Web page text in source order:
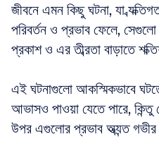
জীবনে এমন কিছু ঘটনা, যা
পরিবর্তন ও প্রভাব ফেলে, সেগুলো
প্রকাশ ও এর তীব্রতা বাড়াতে
এই ঘটনাগুলো আকস্মিকভাবে
আভাসও পাওয়া যেতে পারে, কিন্তু
উপর এগুলোর প্রভাব অত্যন্ত গভীর